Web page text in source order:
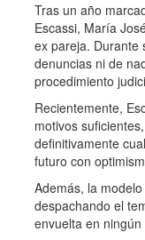
Tras un año
Escassi, María
ex pareja. Durante
denuncias ni de
procedimiento
Recientemente,
motivos
definitivamente
futuro con
Además, la
despachando el
envuelta en